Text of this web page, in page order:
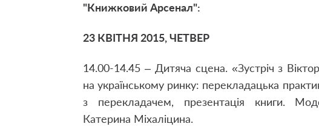
"Книжковий Арсенал":
23 КВІТНЯ 2015, ЧЕТВЕР
14.00-14.45 – Дитяча сцена. «Зустріч з
на українському ринку: перекладацька
з перекладачем, презентація книги.
Катерина Міхаліцина.